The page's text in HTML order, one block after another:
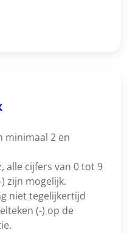
minimaal 2 en
alle cijfers van 0 tot 9
zijn mogelijk.
niet tegelijkertijd
(-) op de